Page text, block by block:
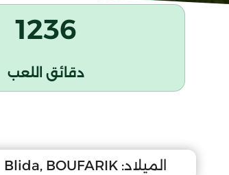
1236
دقائق اللعب
الميلاد: Blida, BOUFARIK